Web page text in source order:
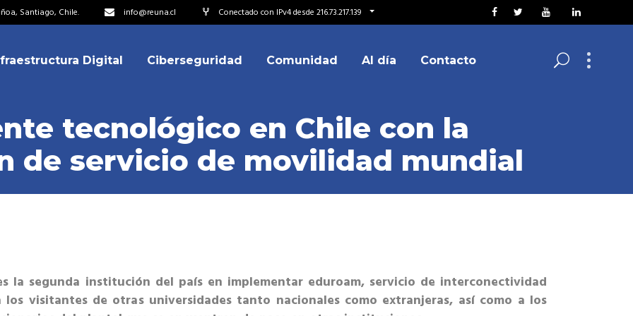
Santiago, Chile. info@reuna.cl Conectado con IPv4 desde 216.73.217.139
de Colaboración
Digital Ciberseguridad Comunidad Al día Contacto
tecnológico en Chile con la
de servicio de movilidad mundial
la segunda institución del país en implementar eduroam, servicio de interconectividad
visitantes de otras universidades tanto nacionales como extranjeras, así como a los